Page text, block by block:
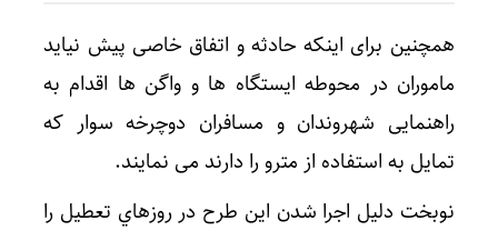
همچنین برای اینکه حادثه و اتفاق خاصی پیش نیاید
ماموران در محوطه ايستگاه ها و واگن ها اقدام به
راهنمایی شهروندان و مسافران دوچرخه سوار که
تمایل به استفاده از مترو را دارند می نمایند.
نوبخت دليل اجرا شدن اين طرح در روزهاي تعطيل را